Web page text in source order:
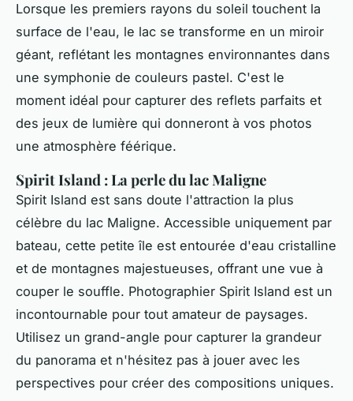
Lorsque les premiers rayons du soleil touchent la
surface de l'eau, le lac se transforme en un miroir
géant, reflétant les montagnes environnantes dans
une symphonie de couleurs pastel. C'est le
moment idéal pour capturer des reflets parfaits et
des jeux de lumière qui donneront à vos photos
une atmosphère féérique.
Spirit Island : La perle du lac Maligne
Spirit Island est sans doute l'attraction la plus
célèbre du lac Maligne. Accessible uniquement par
bateau, cette petite île est entourée d'eau cristalline
et de montagnes majestueuses, offrant une vue à
couper le souffle. Photographier Spirit Island est un
incontournable pour tout amateur de paysages.
Utilisez un grand-angle pour capturer la grandeur
du panorama et n'hésitez pas à jouer avec les
perspectives pour créer des compositions uniques.